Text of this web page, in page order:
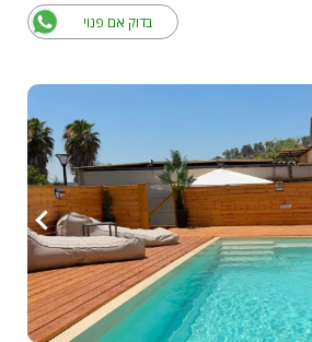
בדוק אם פנוי